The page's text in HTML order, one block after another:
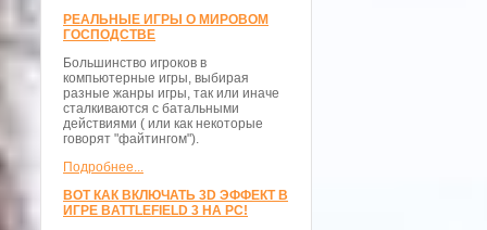
РЕАЛЬНЫЕ ИГРЫ О МИРОВОМ
ГОСПОДСТВЕ
Большинство игроков в
компьютерные игры, выбирая
разные жанры игры, так или иначе
сталкиваются с батальными
действиями ( или как некоторые
говорят "файтингом").
Подробнее...
ВОТ КАК ВКЛЮЧАТЬ 3D ЭФФЕКТ В
ИГРЕ BATTLEFIELD 3 НА PC!